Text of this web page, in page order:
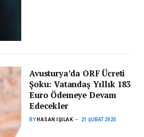
Avusturya’da ORF Ücreti
Şoku: Vatandaş Yıllık 183
Euro Ödemeye Devam
Edecekler
BY HASAN IŞILAK 21 ŞUBAT 2025